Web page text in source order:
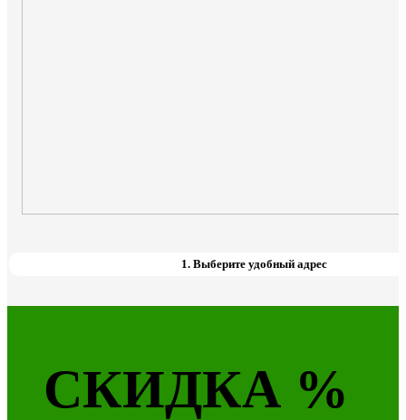
1. Выберите удобный адрес
СКИДКА %